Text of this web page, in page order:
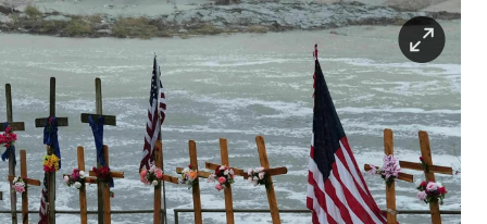
wahrheit
verlag
verlag
veranstaltungen
shop